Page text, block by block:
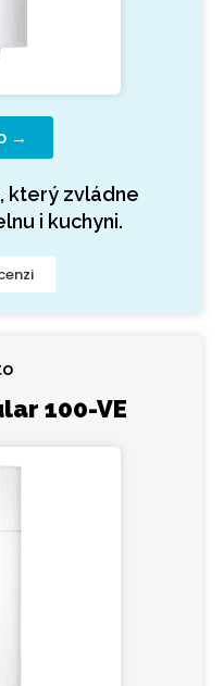
→
který zvládne
i kuchyni.
100-VE